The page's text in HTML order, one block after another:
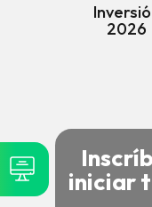
2026
iniciar